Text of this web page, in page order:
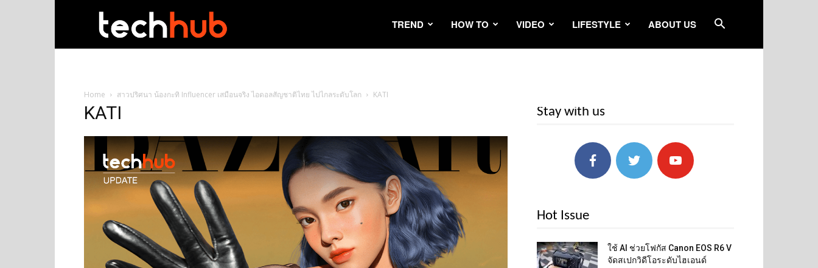
TREND HOW TO VIDEO LIFESTYLE ABOUT US
Home สาวปริศนา น้องกะทิ Influencer เสมือนจริง ไอดอลสัญชาติไทย ไปไกลระดับโลก KATI
KATI Stay with us
Hot Issue
ใช้ AI ช่วยโฟกัส Canon EOS R6 V
จัดสเปกวิดีโอระดับไฮเอนด์